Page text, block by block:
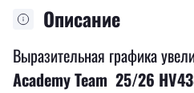
Описание
Выразительная графика
Academy Team 25/26